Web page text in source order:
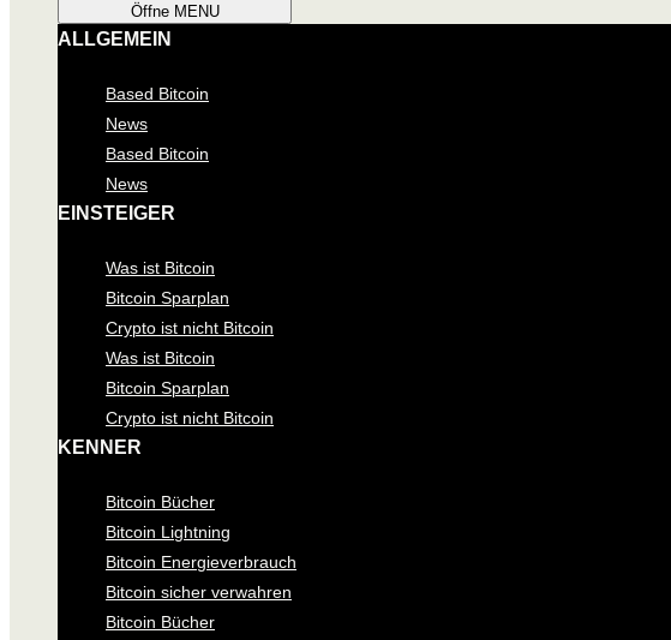
Öffne MENU
ALLGEMEIN
Based Bitcoin
News
Based Bitcoin
News
EINSTEIGER
Was ist Bitcoin
Bitcoin Sparplan
Crypto ist nicht Bitcoin
Was ist Bitcoin
Bitcoin Sparplan
Crypto ist nicht Bitcoin
KENNER
Bitcoin Bücher
Bitcoin Lightning
Bitcoin Energieverbrauch
Bitcoin sicher verwahren
Bitcoin Bücher